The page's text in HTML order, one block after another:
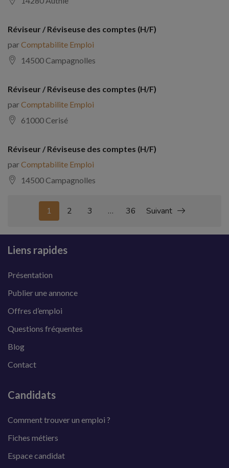
Réviseur / Réviseuse des comptes (H/F)
parComptabilite Emploi
14500 Campagnolles
Réviseur / Réviseuse des comptes (H/F)
parComptabilite Emploi
61000 Cerisé
Réviseur / Réviseuse des comptes (H/F)
parComptabilite Emploi
14500 Campagnolles
1 2 3 … 36 Suivant
Liens rapides
Présentation
Publier une annonce
Offres d’emploi
Questions fréquentes
Blog
Contact
Candidats
Comment trouver un emploi ?
Fiches métiers
Espace candidat